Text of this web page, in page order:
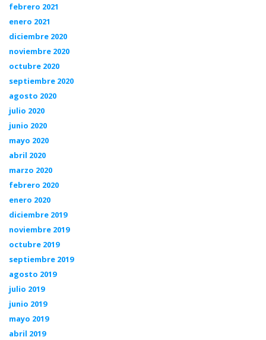
febrero 2021
enero 2021
diciembre 2020
noviembre 2020
octubre 2020
septiembre 2020
agosto 2020
julio 2020
junio 2020
mayo 2020
abril 2020
marzo 2020
febrero 2020
enero 2020
diciembre 2019
noviembre 2019
octubre 2019
septiembre 2019
agosto 2019
julio 2019
junio 2019
mayo 2019
abril 2019